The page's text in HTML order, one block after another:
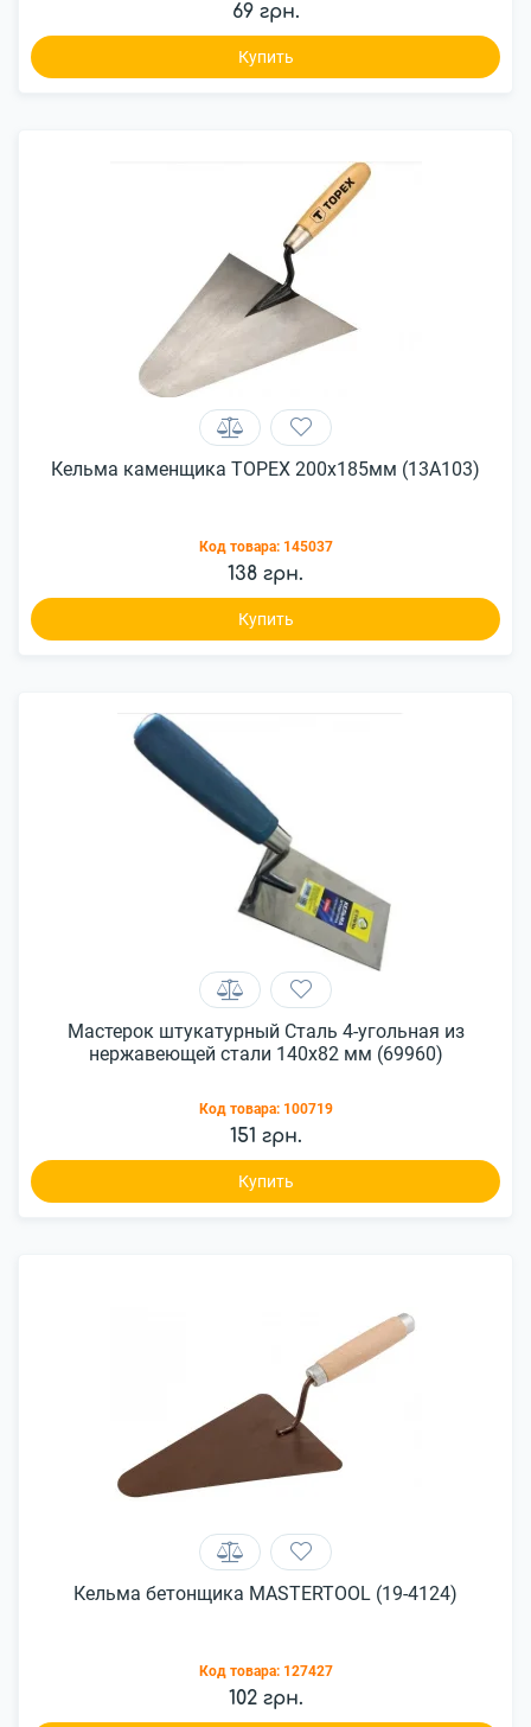
69 грн.
Купить
Кельма каменщика TOPEX 200x185мм (13A103)
Код товара: 145037
138 грн.
Купить
Мастерок штукатурный Сталь 4-угольная из
нержавеющей стали 140x82 мм (69960)
Код товара: 100719
151 грн.
Купить
Кельма бетонщика MASTERTOOL (19-4124)
Код товара: 127427
102 грн.